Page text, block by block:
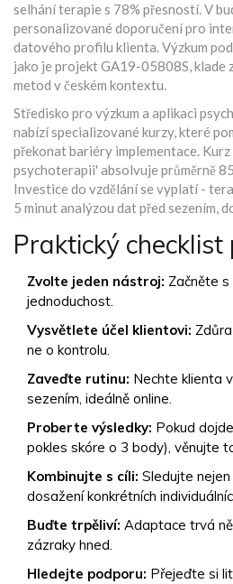
selhání terapie s 78% přesností. V
personalizované doporučení pro
datového profilu klienta. Výzkum
jako je projekt GA19-05808S, klade
metod v českém kontextu.
Středisko pro výzkum a aplikaci
nabízí specializované kurzy, které
překonat bariéry implementace.
psychoterapii' absolvuje průměrně
Investice do vzdělání se vyplatí -
5 minut analýzou dat před sezením,
Praktický
Zvolte jeden nástroj: Začněte
jednoduchost.
Vysvětlete účel klientovi:
ne o kontrolu.
Zaveďte rutinu: Nechte klienta
sezením, ideálně online.
Proberte výsledky: Pokud
pokles skóre o 3 body), věnujte
Kombinujte s cíli: Sledujte
dosažení konkrétních
Buďte trpěliví: Adaptace trvá
zázraky hned.
Hledejte podporu: Přejeďte si